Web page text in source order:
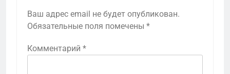
Ваш адрес email не будет опубликован.
Обязательные поля помечены *
Комментарий *